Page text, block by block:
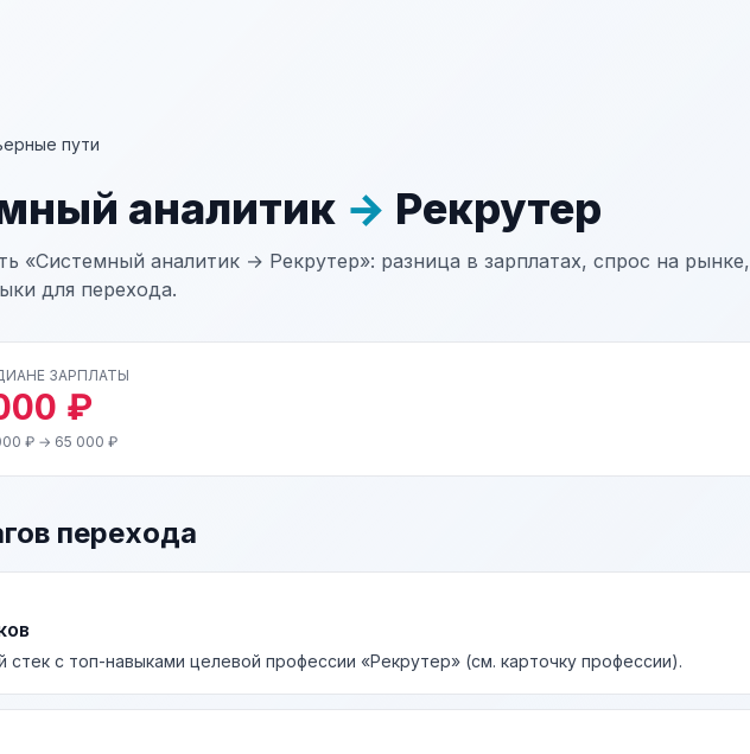
пути
аналитик → Рекрутер
«Системный аналитик → Рекрутер»: разница в зарплатах, спрос на рынке,
для перехода.
ЗАРПЛАТЫ
₽
₽ → 65 000 ₽
перехода
стек с топ-навыками целевой профессии «Рекрутер» (см. карточку профессии).